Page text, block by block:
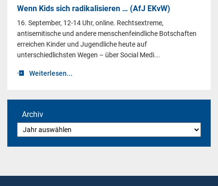
Wenn Kids sich radikalisieren … (AfJ EKvW)
16. September, 12-14 Uhr, online. Rechtsextreme,
antisemitische und andere menschenfeindliche Botschaften
erreichen Kinder und Jugendliche heute auf
unterschiedlichsten Wegen – über Social Medi...
Weiterlesen...
Archiv